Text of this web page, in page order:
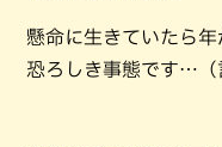
懸命に生きていたら年
恐ろしき事態です…（